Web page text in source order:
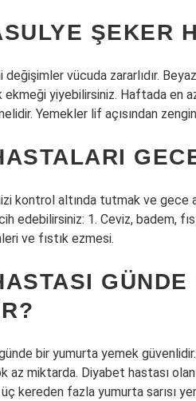
ŞEKER
değişimler vücuda zararlıdır.
ekmeği yiyebilirsiniz. Haftada en
Yemekler lif açısından zengin
kontrol altında tutmak ve gece
edebilirsiniz: 1. Ceviz, badem,
ve fıstık ezmesi.
bir yumurta yemek
az miktarda. Diyabet hastası
kereden fazla yumurta sarısı